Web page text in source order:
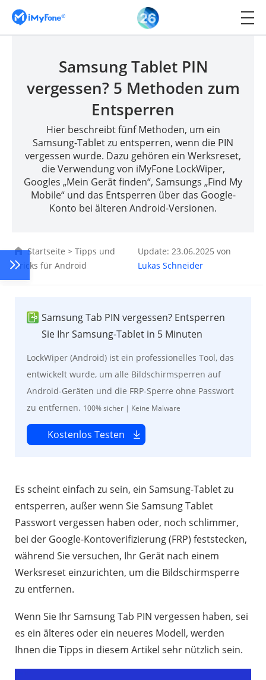
Samsung Tablet PIN
vergessen? 5 Methoden zum
Entsperren
Hier beschreibt fünf Methoden, um ein
Samsung-Tablet zu entsperren, wenn die PIN
vergessen wurde. Dazu gehören ein Werksreset,
die Verwendung von iMyFone LockWiper,
Googles „Mein Gerät finden“, Samsungs „Find My
Mobile“ und das Entsperren über das Google-
Konto bei älteren Android-Versionen.
Startseite > Tipps und
Tricks für Android
Update: 23.06.2025 von
Lukas Schneider
Samsung Tab PIN vergessen? Entsperren
Sie Ihr Samsung-Tablet in 5 Minuten
LockWiper (Android) ist ein professionelles Tool, das
entwickelt wurde, um alle Bildschirmsperren auf
Android-Geräten und die FRP-Sperre ohne Passwort
zu entfernen. 100% sicher | Keine Malware
Kostenlos Testen
Es scheint einfach zu sein, ein Samsung-Tablet zu
entsperren, außer wenn Sie Samsung Tablet
Passwort vergessen haben oder, noch schlimmer,
bei der Google-Kontoverifizierung (FRP) feststecken,
während Sie versuchen, Ihr Gerät nach einem
Werksreset einzurichten, um die Bildschirmsperre
zu entfernen.
Wenn Sie Ihr Samsung Tab PIN vergessen haben, sei
es ein älteres oder ein neueres Modell, werden
Ihnen die Tipps in diesem Artikel sehr nützlich sein.